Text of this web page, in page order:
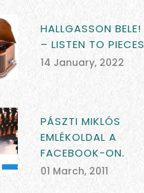
HALLGASSON BELE!
– LISTEN TO PIECES
14 January, 2022
PÁSZTI MIKLÓS
EMLÉKOLDAL A
FACEBOOK-ON.
01 March, 2011